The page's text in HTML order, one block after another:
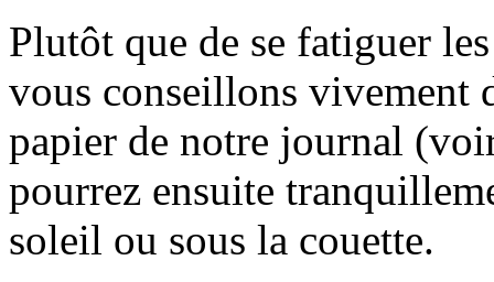
Plutôt que de se fatiguer
vous conseillons vivement
papier de notre journal
pourrez ensuite
soleil ou sous la couette.